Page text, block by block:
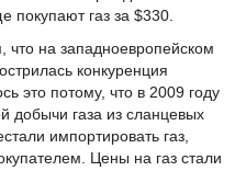
покупают газ за $330.
что на западноевропейском
конкуренция
это потому, что в 2009 году
добычи газа из сланцевых
импортировать газ,
Цены на газ стали